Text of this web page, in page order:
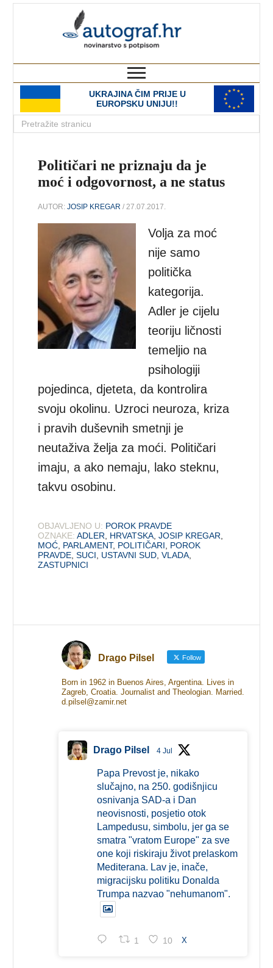
UKRAJINA ČIM PRIJE U
EUROPSKU UNIJU!!
Političari ne priznaju da je
moć i odgovornost, a ne status
AUTOR:JOSIP KREGAR / 27.07.2017.
Volja za moć
nije samo
politička
kategorija.
Adler je cijelu
teoriju ličnosti
temeljio na
psihologiji
pojedinca, djeteta, da kontrolira
svoju okolinu. Uzroci neuroza, kriza
i pravih duševnih smetnji je
neutaživa želja za moći. Političari
imaju, a ako nemaju, lako steknu,
takvu osobinu.
OBJAVLJENO U: POROK PRAVDE
OZNAKE: ADLER HRVATSKA ,JOSIP KREGAR
MOĆ PARLAMENT, POLITIČARI
POROK
PRAVDE ,SUCI USTAVNI SUD ,VLADA
ZASTUPNICI
Drago Pilsel Follow
Born in 1962 in Buenos Aires, Argentina. Lives in
Zagreb, Croatia. Journalist and Theologian. Married.
d.pilsel@zamir.net
Drago Pilsel 4 Jul
Papa Prevost je, nikako
slučajno, na 250. godišnjicu
osnivanja SAD-a i Dan
neovisnosti, posjetio otok
Lampedusu, simbolu, jer ga se
smatra "vratom Europe" za sve
one koji riskiraju život prelaskom
Mediterana. Lav je, inače,
migracijsku politiku Donalda
Trumpa nazvao "nehumanom".
1 10 X